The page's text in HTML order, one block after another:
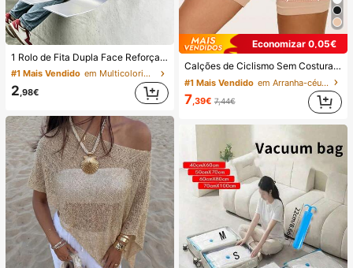
1 Rolo de Fita Dupla Face Reforçada de 1/3/5/10M, Fita Adesiva Forte e Reutilizável, Fita Nano Multiuso Removível e Lavável, Adequada para Colar Objetos em Casa/Escritório/Carro, Ideal para Ferramentas de Decoração, Adesivos que Não Danificam a Superfície, Adesivos de Parede
#1 Mais Vendido em Multicolorido Cassete
2,98€
Economizar 0,05€
Calções de Ciclismo Sem Costuras com Controlo da Barriga de Cintura Média-Alta para Rapariga, Comprimento até ao Joelho, Anti-Fricção, Conforto o Dia Todo
#1 Mais Vendido em Arranha-céus Calções Femininos
7,39€ 7,44€